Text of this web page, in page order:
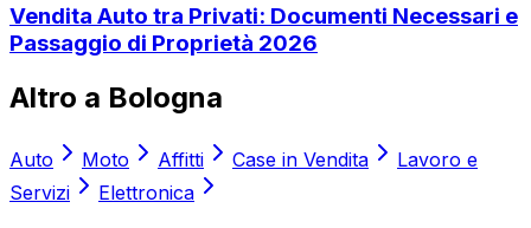
Vendita Auto tra Privati: Documenti Necessari e
Passaggio di Proprietà 2026
Altro a Bologna
Auto Moto Affitti Case in Vendita
Lavoro e
Servizi
Elettronica